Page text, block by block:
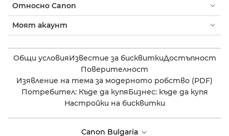
Относно Canon
Моят акаунт
Общи условияИзвестие за бисквиткиДостъпност
Поверителност
Изявление на тема за модерното робство (PDF)
Потребител: Къде да купяБизнес: къде да купя
Настройки на бисквитки
Canon Bulgaria